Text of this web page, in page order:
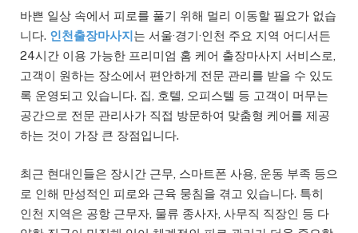
바쁜 일상 속에서 피로를 풀기 위해 멀리 이동할 필요가 없습
니다. 인천출장마사지는 서울·경기·인천 주요 지역 어디서든
24시간 이용 가능한 프리미엄 홈 케어 출장마사지 서비스로,
고객이 원하는 장소에서 편안하게 전문 관리를 받을 수 있도
록 운영되고 있습니다. 집, 호텔, 오피스텔 등 고객이 머무는
공간으로 전문 관리사가 직접 방문하여 맞춤형 케어를 제공
하는 것이 가장 큰 장점입니다.
최근 현대인들은 장시간 근무, 스마트폰 사용, 운동 부족 등으
로 인해 만성적인 피로와 근육 뭉침을 겪고 있습니다. 특히
인천 지역은 공항 근무자, 물류 종사자, 사무직 직장인 등 다